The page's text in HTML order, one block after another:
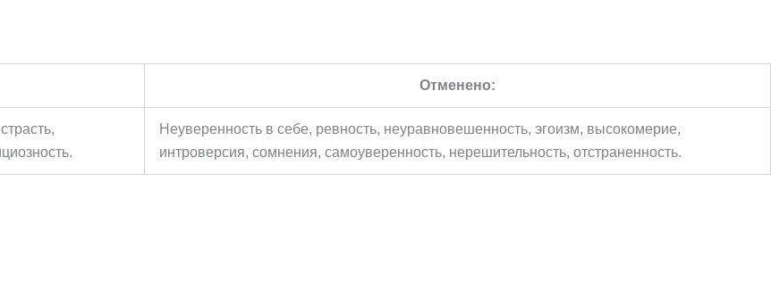
Отменено:
Неуверенность в себе, ревность, неуравновешенность, эгоизм, высокомерие,
интроверсия, сомнения, самоуверенность, нерешительность, отстраненность.